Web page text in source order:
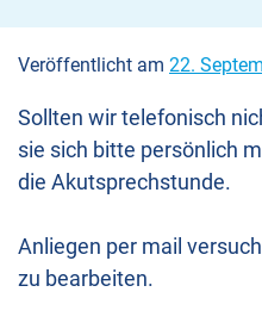
Veröffentlicht am 22.
Sollten wir telefonisch
sie sich bitte persönlich
die Akutsprechstunde.
Anliegen per mail
zu bearbeiten.